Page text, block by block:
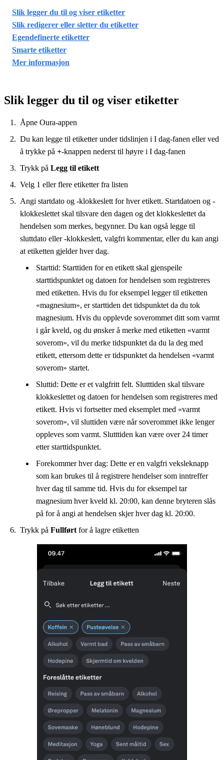
Slik legger du til og viser etiketter
Slik redigerer eller sletter du etiketter
Egendefinerte etiketter
Smarte etiketter
Mer informasjon
Slik legger du til og viser etiketter
Åpne Oura-appen
Du kan legge til etiketter under tidslinjen i I dag-fanen eller ved
å trykke på +-knappen nederst til høyre i I dag-fanen
Trykk på Legg til etikett
Velg 1 eller flere etiketter fra listen
Angi startdato og -klokkeslett for hver etikett. Startdatoen og -
klokkeslettet skal tilsvare den dagen og det klokkeslettet da
hendelsen som merkes, begynner. Du kan også legge til
sluttdato eller -klokkeslett, valgfri kommentar, eller du kan angi
at etiketten gjelder hver dag.
Starttid: Starttiden for en etikett skal gjenspeile
starttidspunktet og datoen for hendelsen som registreres
med etiketten. Hvis du for eksempel legger til etiketten
«magnesium», er starttiden det tidspunktet da du tok
magnesium. Hvis du opplevde soverommet ditt som varmt
i går kveld, og du ønsker å merke med etiketten «varmt
soverom», vil du merke tidspunktet da du la deg med
etikett, ettersom dette er tidspunktet da hendelsen «varmt
soverom» startet.
Sluttid: Dette er et valgfritt felt. Slutttiden skal tilsvare
klokkeslettet og datoen for hendelsen som registreres med
etikett. Hvis vi fortsetter med eksemplet med «varmt
soverom», vil sluttiden være når soverommet ikke lenger
oppleves som varmt. Slutttiden kan være over 24 timer
etter starttidspunktet.
Forekommer hver dag: Dette er en valgfri veksleknapp
som kan brukes til å registrere hendelser som inntreffer
hver dag til samme tid. Hvis du for eksempel tar
magnesium hver kveld kl. 20:00, kan denne bryteren slås
på for å angi at hendelsen skjer hver dag kl. 20:00.
Trykk på Fullført for å lagre etiketten